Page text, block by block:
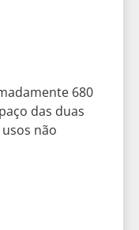
680
das duas
não